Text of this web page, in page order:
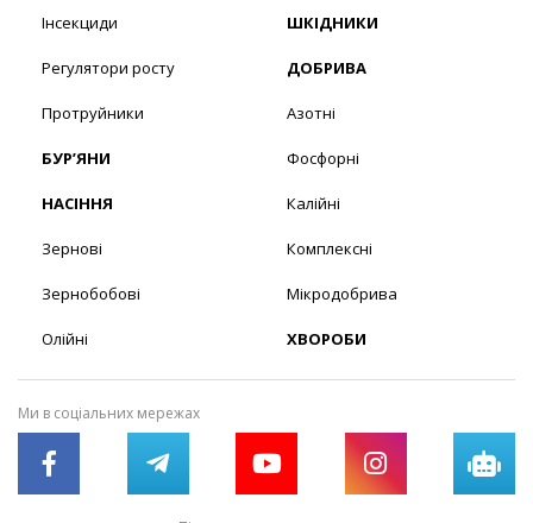
Інсекциди
Регулятори росту
Протруйники
БУР’ЯНИ
НАСІННЯ
Зернові
Зернобобові
Олійні
ШКІДНИКИ
ДОБРИВА
Азотні
Фосфорні
Калійні
Комплексні
Мікродобрива
ХВОРОБИ
Ми в соціальних мережах